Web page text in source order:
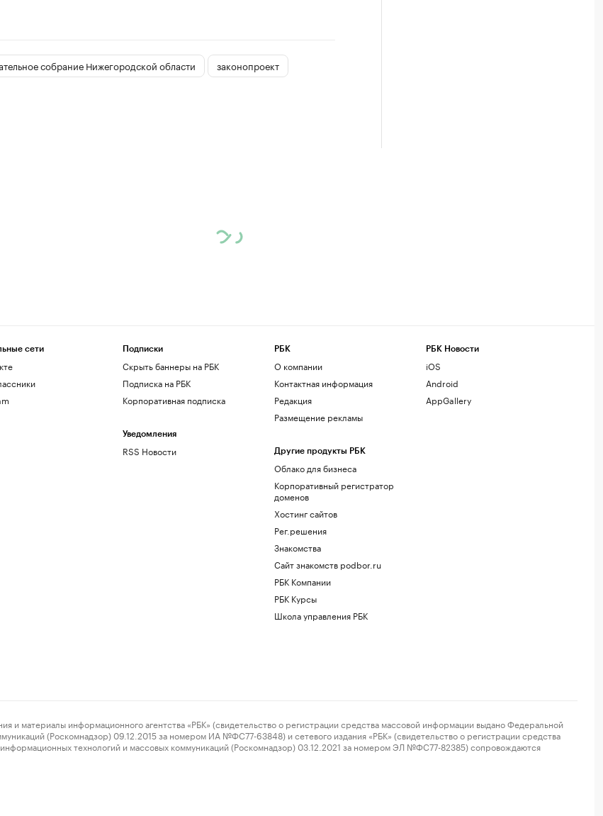
собрание Нижегородской области законопроект
сети Подписки
Скрыть баннеры на РБК
Подписка на РБК
Корпоративная подписка
Уведомления
RSS Новости
РБК
О компании
Контактная информация
Редакция
Размещение рекламы
Другие продукты РБК
Облако для бизнеса
Корпоративный регистратор
доменов
Хостинг сайтов
Рег.решения
Знакомства
Сайт знакомств podbor.ru
РБК Компании
РБК Курсы
Школа управления РБК
РБК Новости
iOS
Android
AppGallery
информационного агентства «РБК» (свидетельство о регистрации средства массовой информации выдано Федеральной
(Роскомнадзор) 09.12.2015 за номером ИА №ФС77-63848) и сетевого издания «РБК» (свидетельство о регистрации средства
технологий и массовых коммуникаций (Роскомнадзор) 03.12.2021 за номером ЭЛ №ФС77-82385) сопровождаются